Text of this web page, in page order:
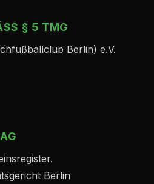
§ 5 TMG
Berlin) e.V.
Berlin